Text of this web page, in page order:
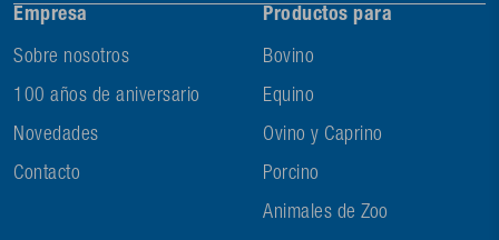
Empresa
Sobre nosotros
100 años de aniversario
Novedades
Contacto
Productos para
Bovino
Equino
Ovino y Caprino
Porcino
Animales de Zoo